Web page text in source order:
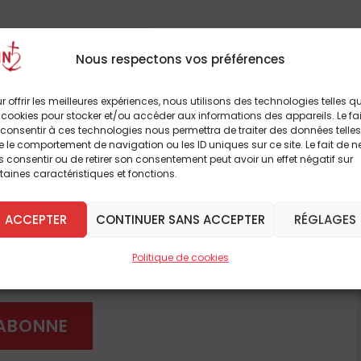
Nous respectons vos préférences
offrir les meilleures expériences, nous utilisons des technologies telles
pour stocker et/ou accéder aux informations des appareils. Le
à ces technologies nous permettra de traiter des données telles
le comportement de navigation ou les ID uniques sur ce site. Le fait de
consentir ou de retirer son consentement peut avoir un effet négatif sur
caractéristiques et fonctions.
ACCEPTER CONTINUER SANS ACCEPTER RÉGLAGES
Politique de cookies
par saint Ambroise et saint
d’Aquin(2) au XIIIesiècle. Il rappelle que
soit pas un péché sont :
;
punir une injustice ;
l’on se propose
liée à la politique. Clausewitz qualifie
politique, la réalisation des rapports
hostile relève de la politique dont la
la guerre est ultimement finalisée par la
aujourd’hui ?
lire cet article
autres
DÈS À PRÉSENT